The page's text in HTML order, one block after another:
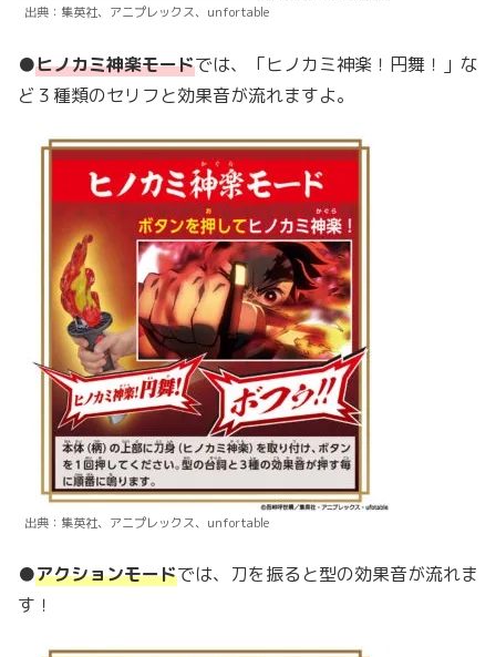
出典：集英社、アニプレックス、unfortable
●ヒノカミ神楽モードでは、「ヒノカミ神楽！円舞！」な
ど３種類のセリフと効果音が流れますよ。
出典：集英社、アニプレックス、unfortable
●アクションモードでは、刀を振ると型の効果音が流れま
す！